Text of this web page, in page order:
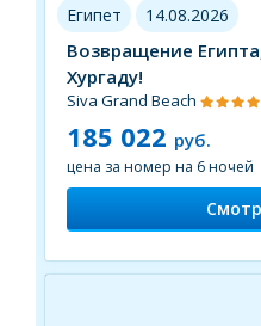
Египет 14.08.2026
Возвращение
Хургаду!
Siva Grand Beach
185 022 руб.
цена за номер на 6 ночей